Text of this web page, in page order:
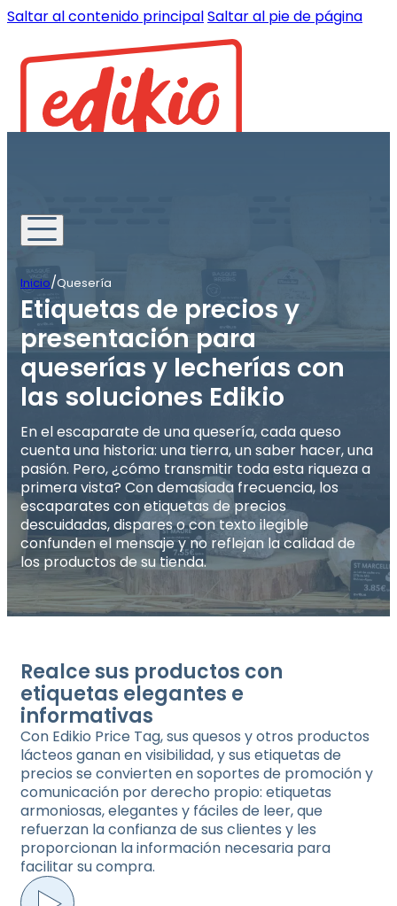
Saltar al contenido principalSaltar al pie de página
Inicio/Quesería
Etiquetas de precios y
presentación para
queserías y lecherías con
las soluciones Edikio
En el escaparate de una quesería, cada queso
cuenta una historia: una tierra, un saber hacer, una
pasión. Pero, ¿cómo transmitir toda esta riqueza a
primera vista? Con demasiada frecuencia, los
escaparates con etiquetas de precios
descuidadas, dispares o con texto ilegible
confunden el mensaje y no reflejan la calidad de
los productos de su tienda.
Realce sus productos con
etiquetas elegantes e
informativas
Con Edikio Price Tag, sus quesos y otros productos
lácteos ganan en visibilidad, y sus etiquetas de
precios se convierten en soportes de promoción y
comunicación por derecho propio: etiquetas
armoniosas, elegantes y fáciles de leer, que
refuerzan la confianza de sus clientes y les
proporcionan la información necesaria para
facilitar su compra.